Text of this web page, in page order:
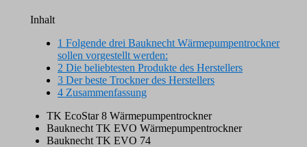
Inhalt
1 Folgende drei Bauknecht Wärmepumpentrockner
sollen vorgestellt werden:
2 Die beliebtesten Produkte des Herstellers
3 Der beste Trockner des Herstellers
4 Zusammenfassung
TK EcoStar 8 Wärmepumpentrockner
Bauknecht TK EVO Wärmepumpentrockner
Bauknecht TK EVO 74